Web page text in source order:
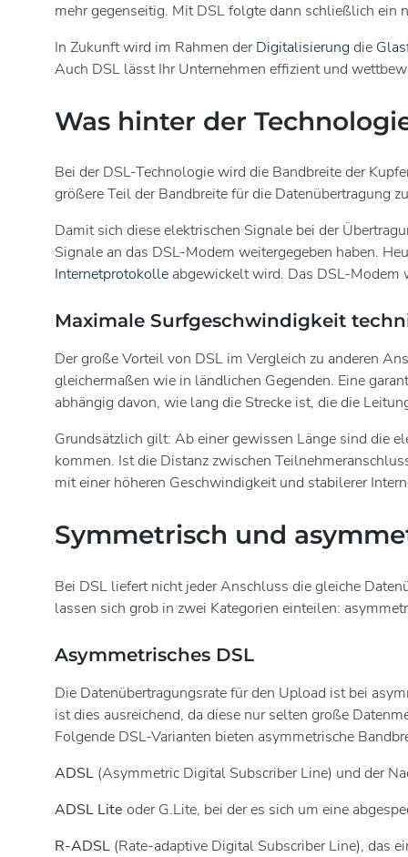
mehr gegenseitig. Mit DSL folgte dann schließlich ein
In Zukunft wird im Rahmen derDigitalisierung die
Auch DSL lässt Ihr Unternehmen effizient und
Was hinter der
Bei der DSL-Technologie wird die Bandbreite der
größere Teil der Bandbreite für die Datenübertragung
Damit sich diese elektrischen Signale bei der
Signale an das DSL-Modem weitergegeben haben.
Internetprotokolle abgewickelt wird. Das DSL-Modem
Maximale Surfgeschwindigkeit
Der große Vorteil von DSL im Vergleich zu anderen
gleichermaßen wie in ländlichen Gegenden. Eine
abhängig davon, wie lang die Strecke ist, die die
Grundsätzlich gilt: Ab einer gewissen Länge sind die
kommen. Ist die Distanz zwischen
mit einer höheren Geschwindigkeit und stabilerer
Symmetrisch und
Bei DSL liefert nicht jeder Anschluss die gleiche
lassen sich grob in zwei Kategorien einteilen:
Asymmetrisches DSL
Die Datenübertragungsrate für den Upload ist bei
ist dies ausreichend, da diese nur selten große
Folgende DSL-Varianten bieten asymmetrische
ADSL (Asymmetric Digital Subscriber Line) und der
ADSL Lite oder G.Lite, bei der es sich um eine
R-ADSL (Rate-adaptive Digital Subscriber Line), das